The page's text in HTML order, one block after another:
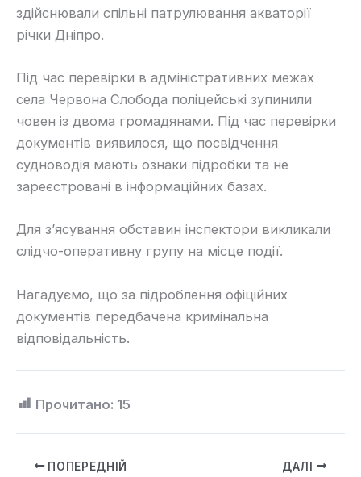
здійснювали спільні патрулювання акваторії
річки Дніпро.
Під час перевірки в адміністративних межах
села Червона Слобода поліцейські зупинили
човен із двома громадянами. Під час перевірки
документів виявилося, що посвідчення
судноводія мають ознаки підробки та не
зареєстровані в інформаційних базах.
Для з’ясування обставин інспектори викликали
слідчо-оперативну групу на місце події.
Нагадуємо, що за підроблення офіційних
документів передбачена кримінальна
відповідальність.
Прочитано: 15
ПОПЕРЕДНІЙ ДАЛІ